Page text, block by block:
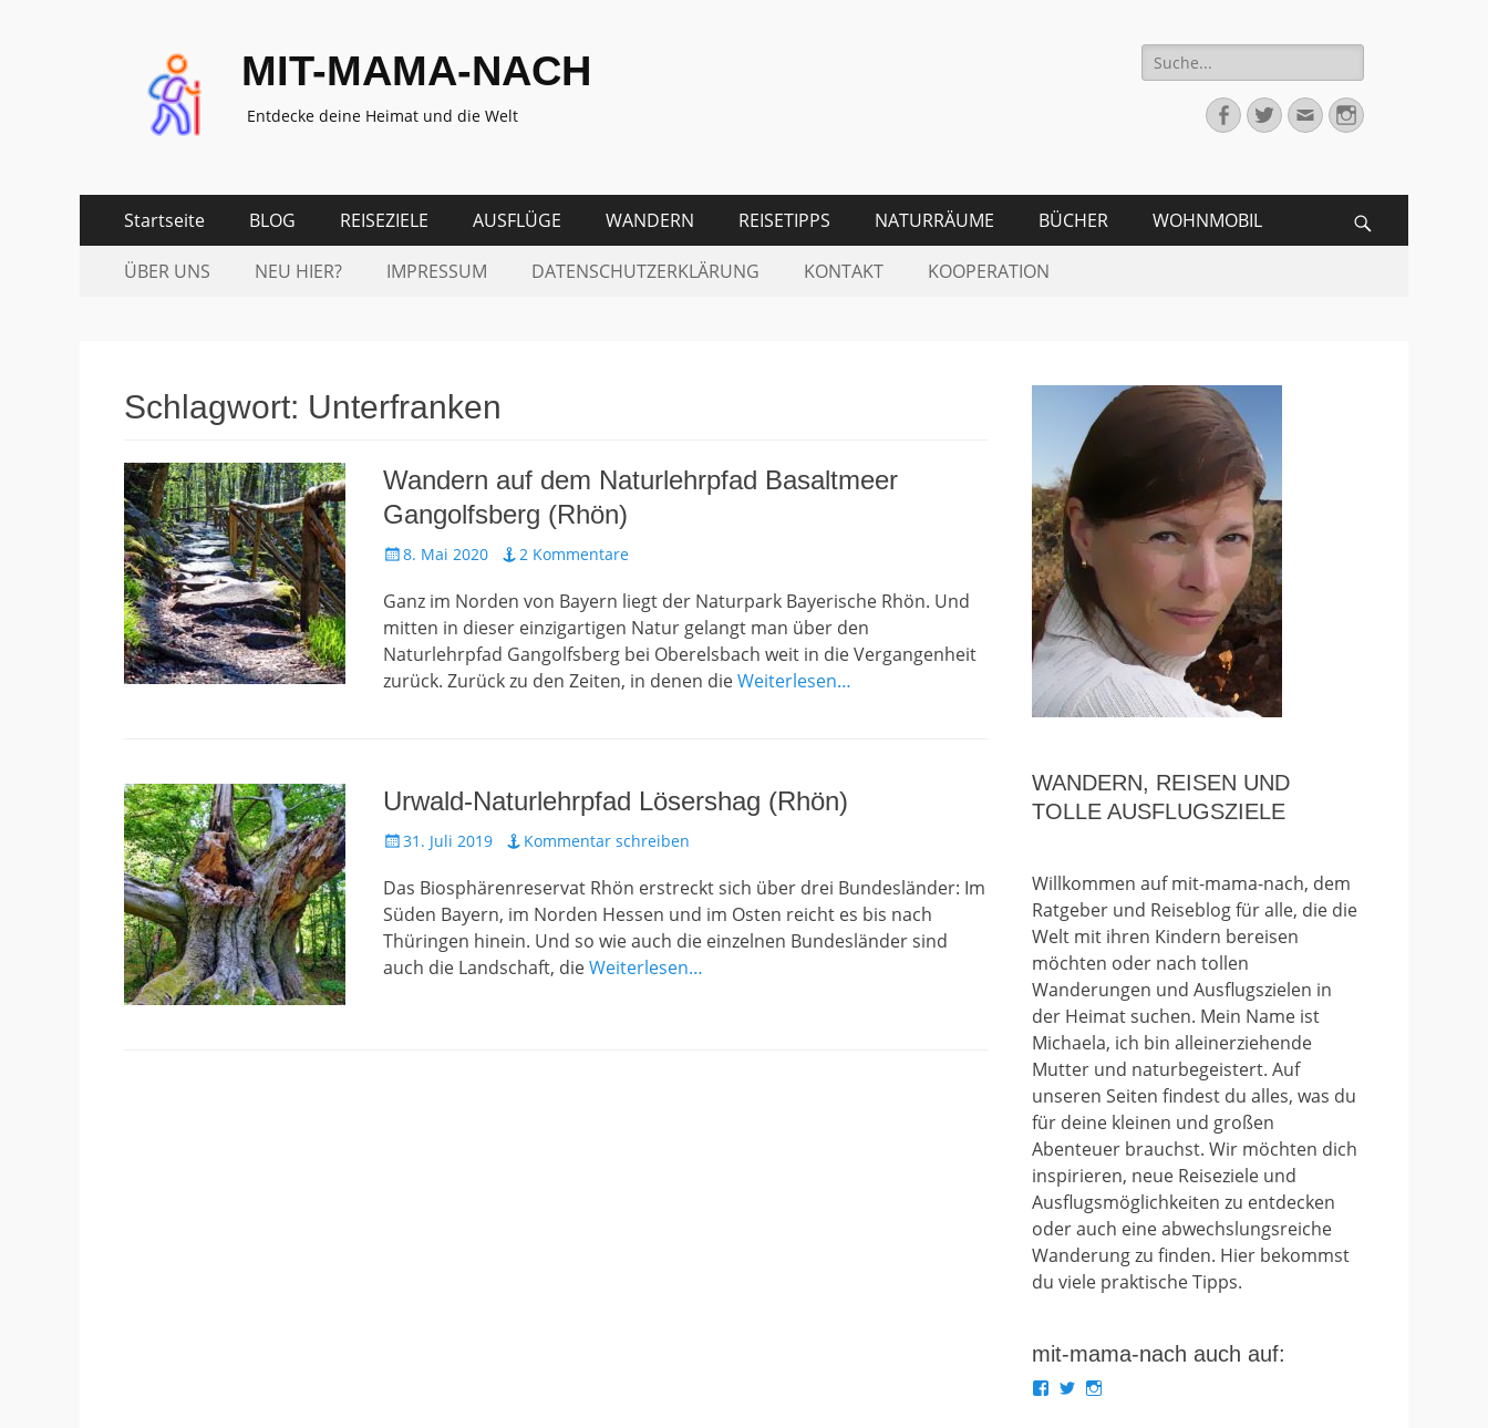
MIT-MAMA-NACH
Entdecke deine Heimat und die Welt
Suche
für:
Facebook
TwitterEmailInstagram
Erstes
Menü
Inhalt:
Startseite BLOG REISEZIELE AUSFLÜGE WANDERN REISETIPPS NATURRÄUME BÜCHER WOHNMOBIL
Zweites
Zum
Inhalt:
ÜBER UNS NEU HIER? IMPRESSUM DATENSCHUTZERKLÄRUNG KONTAKT KOOPERATION
Schlagwort: Unterfranken
Wandern auf dem Naturlehrpfad Basaltmeer
Gangolfsberg (Rhön)
Gepostet
8. Mai 2020 2 Kommentare
Ganz im Norden von Bayern liegt der Naturpark Bayerische Rhön. Und
mitten in dieser einzigartigen Natur gelangt man über den
Naturlehrpfad Gangolfsberg bei Oberelsbach weit in die Vergangenheit
zurück. Zurück zu den Zeiten, in denen dieWeiterlesen…
Urwald-Naturlehrpfad Lösershag (Rhön)
Gepostet
31. Juli 2019 Kommentar schreiben
Das Biosphärenreservat Rhön erstreckt sich über drei Bundesländer: Im
Süden Bayern, im Norden Hessen und im Osten reicht es bis nach
Thüringen hinein. Und so wie auch die einzelnen Bundesländer sind
auch die Landschaft, dieWeiterlesen…
WANDERN, REISEN UND
TOLLE AUSFLUGSZIELE
Willkommen auf mit-mama-nach, dem
Ratgeber und Reiseblog für alle, die die
Welt mit ihren Kindern bereisen
möchten oder nach tollen
Wanderungen und Ausflugszielen in
der Heimat suchen. Mein Name ist
Michaela, ich bin alleinerziehende
Mutter und naturbegeistert. Auf
unseren Seiten findest du alles, was du
für deine kleinen und großen
Abenteuer brauchst. Wir möchten dich
inspirieren, neue Reiseziele und
Ausflugsmöglichkeiten zu entdecken
oder auch eine abwechslungsreiche
Wanderung zu finden. Hier bekommst
du viele praktische Tipps.
mit-mama-nach auch auf:
ProfilProfil